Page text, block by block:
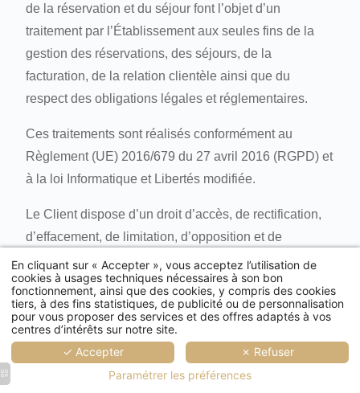
de la réservation et du séjour font l’objet d’un
traitement par l’Établissement aux seules fins de la
gestion des réservations, des séjours, de la
facturation, de la relation clientèle ainsi que du
respect des obligations légales et réglementaires.
Ces traitements sont réalisés conformément au
Règlement (UE) 2016/679 du 27 avril 2016 (RGPD) et
à la loi Informatique et Libertés modifiée.
Le Client dispose d’un droit d’accès, de rectification,
d’effacement, de limitation, d’opposition et de
portabilité de ses données personnelles, dans les
conditions prévues par la réglementation en vigueur.
Ces droits peuvent être exercés à tout moment auprès
de l’Établissement par courrier ou par courrier
électronique, aux coordonnées figurant dans les
En cliquant sur « Accepter », vous acceptez l’utilisation de
cookies à usages techniques nécessaires à son bon
fonctionnement, ainsi que des cookies, y compris des cookies
tiers, à des fins statistiques, de publicité ou de personnalisation
pour vous proposer des services et des offres adaptés à vos
centres d’intérêts sur notre site.
✓ Accepter
✗ Refuser
Paramétrer les préférences